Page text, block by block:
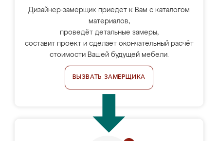
Дизайнер-замерщик приедет к Вам с каталогом
материалов,
проведёт детальные замеры,
составит проект и сделает окончательный расчёт
стоимости Вашей будущей мебели.
ВЫЗВАТЬ ЗАМЕРЩИКА